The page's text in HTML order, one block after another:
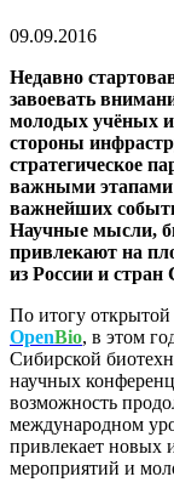
09.09.2016
Недавно
завоевать
молодых учёных и
стороны
стратегическое
важными этапами
важнейших
Научные мысли,
привлекают на
из России и стран
По итогу открытой
OpenBio, в этом
Сибирской
научных
возможность
международном
привлекает новых
мероприятий и